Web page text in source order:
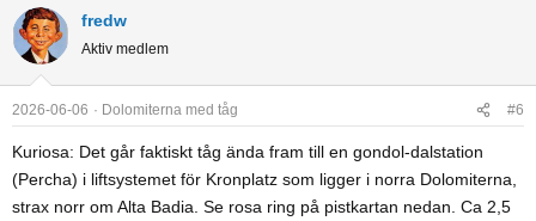
a
c
t
i
o
n
s
:
fredw
Aktiv medlem
2026-06-06 Dolomiterna med tåg #6
Kuriosa: Det går faktiskt tåg ända fram till en gondol-dalstation
(Percha) i liftsystemet för Kronplatz som ligger i norra Dolomiterna,
strax norr om Alta Badia. Se rosa ring på pistkartan nedan. Ca 2,5